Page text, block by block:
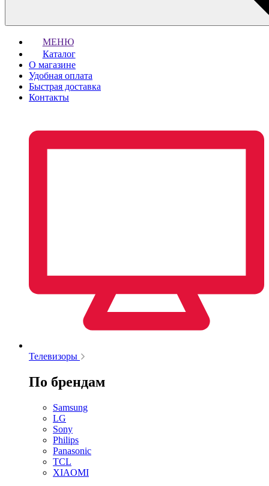
МЕНЮ
Каталог
О магазине
Удобная оплата
Быстрая доставка
Контакты
Телевизоры
По брендам
Samsung
LG
Sony
Philips
Panasonic
TCL
XIAOMI